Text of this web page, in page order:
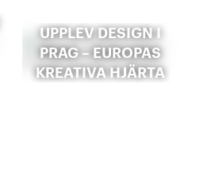
UPPLEV DESIGN I
PRAG – EUROPAS
KREATIVA HJÄRTA